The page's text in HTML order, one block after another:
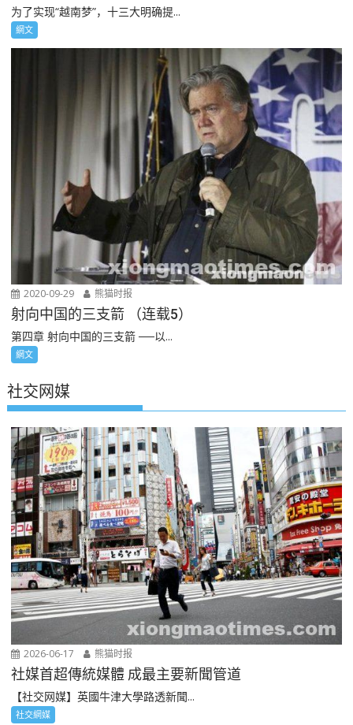
为了实现“越南梦”，十三大明确提...
網文
2020-09-29 熊猫时报
射向中国的三支箭 （连载5）
第四章 射向中国的三支箭 ──以...
網文
社交网媒
2026-06-17 熊猫时报
社媒首超傳統媒體 成最主要新聞管道
【社交网媒】英國牛津大學路透新聞...
社交網媒